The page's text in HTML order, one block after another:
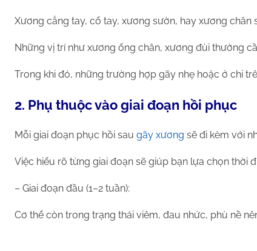
Xương cẳng tay, cổ tay, xương sườn, hay xương chân
Những vị trí như xương ống chân, xương đùi thường
Trong khi đó, những trường hợp gãy nhẹ hoặc ở chi
2. Phụ thuộc vào giai đoạn hồi phục
Mỗi giai đoạn phục hồi sau gãy xương sẽ đi kèm với
Việc hiểu rõ từng giai đoạn sẽ giúp bạn lựa chọn thời
– Giai đoạn đầu (1–2 tuần):
Cơ thể còn trong trạng thái viêm, đau nhức, phù nề